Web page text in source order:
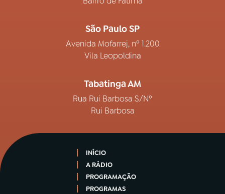
São Paulo SP
Avenida Mofarrej, nº 1.200
Vila Leopoldina
Tabatinga AM
Rua Rui Barbosa S/Nº
Rui Barbosa
INÍCIO
A RÁDIO
PROGRAMAÇÃO
PROGRAMAS